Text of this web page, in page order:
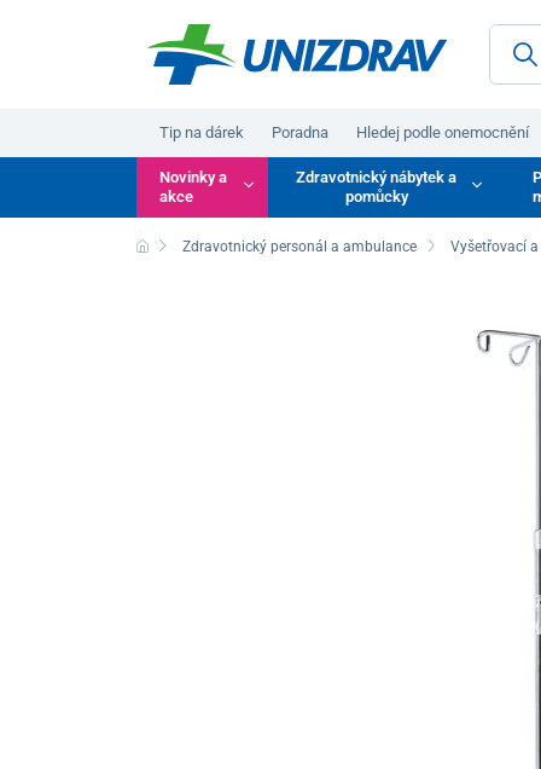
Tip na dárek Poradna Hledej podle onemocnění
Novinky a
akce
Zdravotnický nábytek a
pomůcky
Zdravotnický personál a ambulance Vyšetřovací